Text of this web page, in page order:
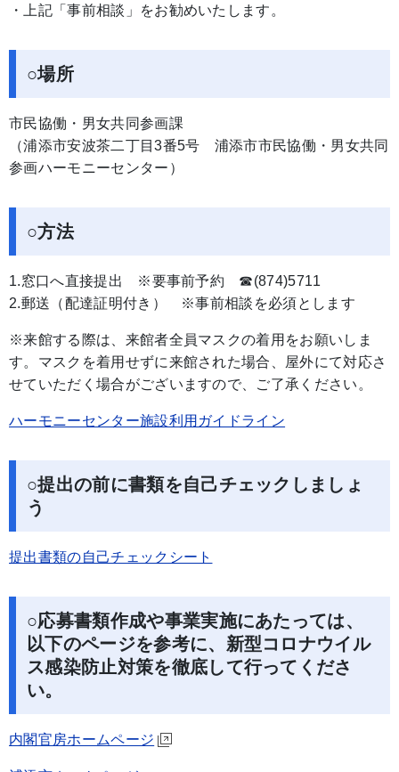
・上記「事前相談」をお勧めいたします。
○場所
市民協働・男女共同参画課
（浦添市安波茶二丁目3番5号 浦添市市民協働・男女共同
参画ハーモニーセンター）
○方法
1.窓口へ直接提出 ※要事前予約 ☎(874)5711
2.郵送（配達証明付き） ※事前相談を必須とします
※来館する際は、来館者全員マスクの着用をお願いしま
す。マスクを着用せずに来館された場合、屋外にて対応さ
せていただく場合がございますので、ご了承ください。
ハーモニーセンター施設利用ガイドライン
○提出の前に書類を自己チェックしましょ
う
提出書類の自己チェックシート
○応募書類作成や事業実施にあたっては、
以下のページを参考に、新型コロナウイル
ス感染防止対策を徹底して行ってくださ
い。
内閣官房ホームページ